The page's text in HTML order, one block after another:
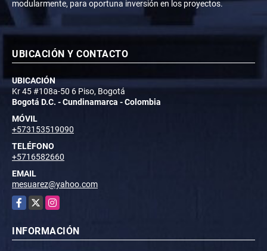
modularmente, para oportuna inversión en los proyectos.
UBICACIÓN Y CONTACTO
UBICACIÓN
Kr 45 #108a-50 6 Piso, Bogotá
Bogotá D.C. - Cundinamarca - Colombia
MÓVIL
+573153519090
TELÉFONO
+5716582660
EMAIL
mesuarez@yahoo.com
Facebook
X Instagram
INFORMACIÓN